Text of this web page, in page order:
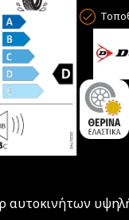
αυτοκινήτων